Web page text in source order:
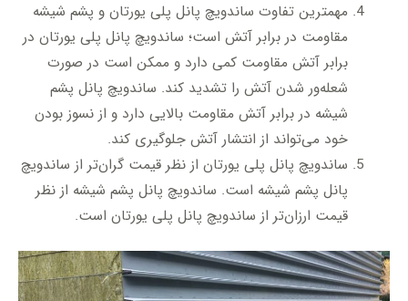
مهمترین تفاوت ساندویچ پانل پلی یورتان و پشم شیشه
مقاومت در برابر آتش است؛ ساندویچ پانل پلی یورتان در
برابر آتش مقاومت کمی دارد و ممکن است در صورت
شعله‌ور شدن آتش را تشدید کند. ساندویچ پانل پشم
شیشه در برابر آتش مقاومت بالایی دارد و از نسوز بودن
خود می‌تواند از انتشار آتش جلوگیری کند.
ساندویچ پانل پلی یورتان از نظر قیمت گران‌تر از ساندویچ
پانل پشم شیشه است. ساندویچ پانل پشم شیشه از نظر
قیمت ارزان‌تر از ساندویچ پانل پلی یورتان است.